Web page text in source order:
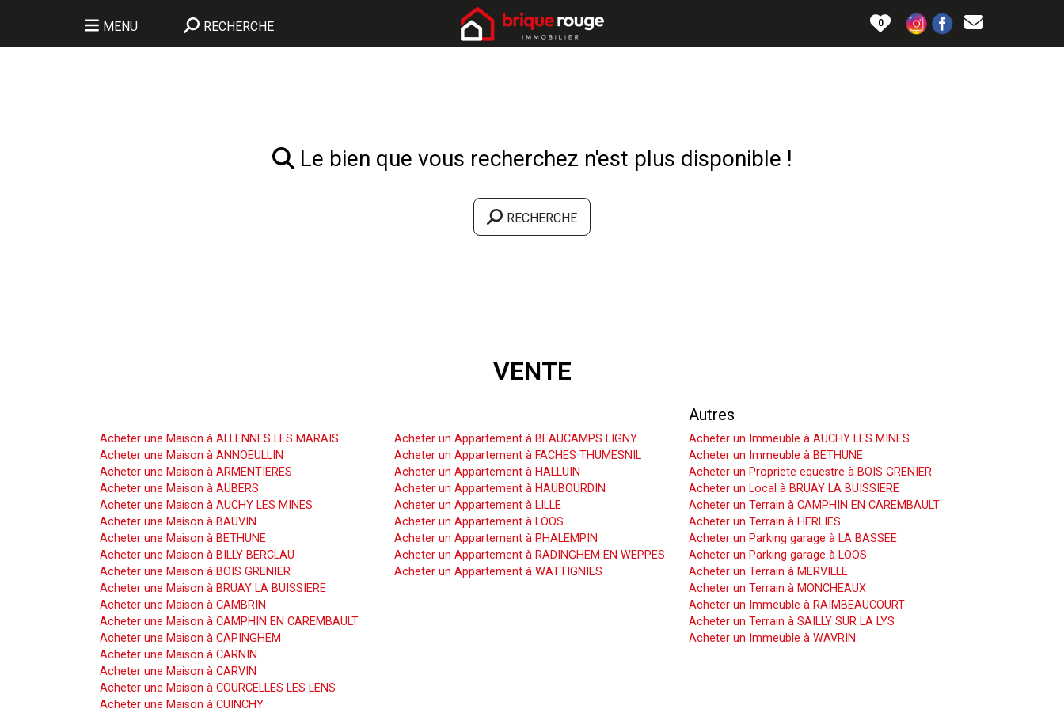
MENU RECHERCHE 0
Le bien que vous recherchez n'est plus disponible !
RECHERCHE
VENTE
Acheter une Maison à ALLENNES LES MARAIS
Acheter une Maison à ANNOEULLIN
Acheter une Maison à ARMENTIERES
Acheter une Maison à AUBERS
Acheter une Maison à AUCHY LES MINES
Acheter une Maison à BAUVIN
Acheter une Maison à BETHUNE
Acheter une Maison à BILLY BERCLAU
Acheter une Maison à BOIS GRENIER
Acheter une Maison à BRUAY LA BUISSIERE
Acheter une Maison à CAMBRIN
Acheter une Maison à CAMPHIN EN CAREMBAULT
Acheter une Maison à CAPINGHEM
Acheter une Maison à CARNIN
Acheter une Maison à CARVIN
Acheter une Maison à COURCELLES LES LENS
Acheter une Maison à CUINCHY
Acheter un Appartement à BEAUCAMPS LIGNY
Acheter un Appartement à FACHES THUMESNIL
Acheter un Appartement à HALLUIN
Acheter un Appartement à HAUBOURDIN
Acheter un Appartement à LILLE
Acheter un Appartement à LOOS
Acheter un Appartement à PHALEMPIN
Acheter un Appartement à RADINGHEM EN WEPPES
Acheter un Appartement à WATTIGNIES
Autres
Acheter un Immeuble à AUCHY LES MINES
Acheter un Immeuble à BETHUNE
Acheter un Propriete equestre à BOIS GRENIER
Acheter un Local à BRUAY LA BUISSIERE
Acheter un Terrain à CAMPHIN EN CAREMBAULT
Acheter un Terrain à HERLIES
Acheter un Parking garage à LA BASSEE
Acheter un Parking garage à LOOS
Acheter un Terrain à MERVILLE
Acheter un Terrain à MONCHEAUX
Acheter un Immeuble à RAIMBEAUCOURT
Acheter un Terrain à SAILLY SUR LA LYS
Acheter un Immeuble à WAVRIN